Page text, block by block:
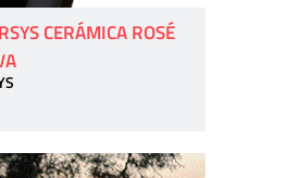
CERÁMICA ROSÉ